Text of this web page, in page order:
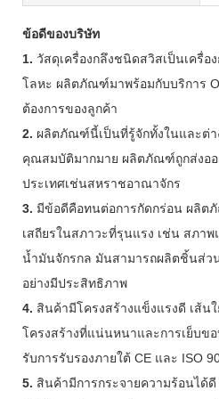
ข้อดีของบริษัท
1. วัสดุเครื่องกลึงชนิดสวิสเป็นเครื่อ
โลหะ ผลิตภัณฑ์มาพร้อมกับบริการ
ต้องการของลูกค้า
2. ผลิตภัณฑ์นี้เป็นที่รู้จักทั้งในและต่า
คุณสมบัติมากมาย ผลิตภัณฑ์ถูกส่งออ
ประเทศเช่นสหราชอาณาจักร
3. มีข้อดีคือทนต่อการกัดกร่อน ผลิต
เสถียรในสภาวะที่รุนแรง เช่น สภา
น้ำมันจักรกล มันสามารถผลิตชิ้นส่ว
อย่างมีประสิทธิภาพ
4. สินค้ามีโครงสร้างแข็งแรงดี เส้น
โครงสร้างที่แน่นหนาและการเย็บข
รับการรับรองภายใต้ CE และ ISO
5. สินค้ามีการกระจายความร้อนได้